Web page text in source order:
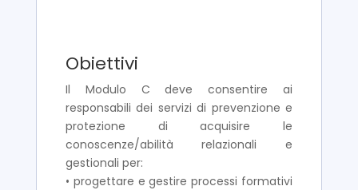
Obiettivi
Il Modulo C deve consentire ai
responsabili dei servizi di prevenzione e
protezione di acquisire le
conoscenze/abilità relazionali e
gestionali per:
• progettare e gestire processi formativi